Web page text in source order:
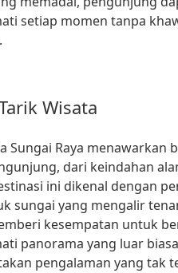
setiap momen tanpa
Wisata
Sungai Raya menawarkan
dari keindahan
ini dikenal dengan
sungai yang mengalir
kesempatan untuk
panorama yang luar
pengalaman yang tak